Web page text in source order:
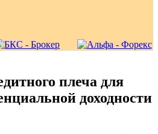
плеча для
доходности